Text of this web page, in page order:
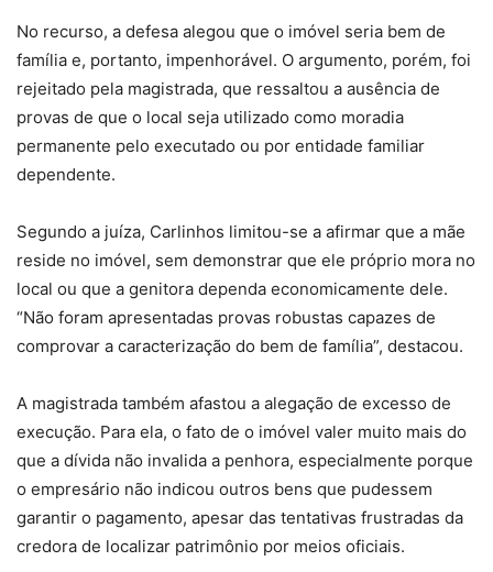
No recurso, a defesa alegou que o imóvel seria bem de
família e, portanto, impenhorável. O argumento, porém, foi
rejeitado pela magistrada, que ressaltou a ausência de
provas de que o local seja utilizado como moradia
permanente pelo executado ou por entidade familiar
dependente.
Segundo a juíza, Carlinhos limitou-se a afirmar que a mãe
reside no imóvel, sem demonstrar que ele próprio mora no
local ou que a genitora dependa economicamente dele.
“Não foram apresentadas provas robustas capazes de
comprovar a caracterização do bem de família”, destacou.
A magistrada também afastou a alegação de excesso de
execução. Para ela, o fato de o imóvel valer muito mais do
que a dívida não invalida a penhora, especialmente porque
o empresário não indicou outros bens que pudessem
garantir o pagamento, apesar das tentativas frustradas da
credora de localizar patrimônio por meios oficiais.